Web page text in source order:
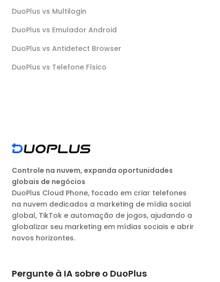
DuoPlus vs Multilogin
DuoPlus vs Emulador Android
DuoPlus vs Antidetect Browser
DuoPlus vs Telefone Físico
Controle na nuvem, expanda oportunidades
globais de negócios
DuoPlus Cloud Phone, focado em criar telefones
na nuvem dedicados a marketing de mídia social
global, TikTok e automação de jogos, ajudando a
globalizar seu marketing em mídias sociais e abrir
novos horizontes.
Pergunte à IA sobre o DuoPlus